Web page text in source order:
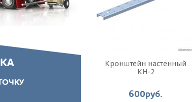
Кронштейн настенный
КН-2
600руб.